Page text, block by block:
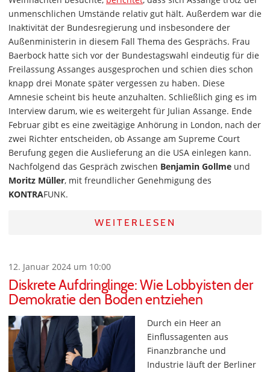
unmenschlichen Umstände relativ gut hält. Außerdem war die
Inaktivität der Bundesregierung und insbesondere der
Außenministerin in diesem Fall Thema des Gesprächs. Frau
Baerbock hatte sich vor der Bundestagswahl eindeutig für die
Freilassung Assanges ausgesprochen und schien dies schon
knapp drei Monate später vergessen zu haben. Diese
Amnesie scheint bis heute anzuhalten. Schließlich ging es im
Interview darum, wie es weitergeht für Julian Assange. Ende
Februar gibt es eine zweitägige Anhörung in London, nach der
zwei Richter entscheiden, ob Assange am Supreme Court
Berufung gegen die Auslieferung an die USA einlegen kann.
Nachfolgend das Gespräch zwischen Benjamin Gollme und
Moritz Müller, mit freundlicher Genehmigung des
KONTRAFUNK.
WEITERLESEN
12. Januar 2024 um 10:00
Diskrete Aufdringlinge: Wie Lobbyisten der
Demokratie den Boden entziehen
Durch ein Heer an
Einflussagenten aus
Finanzbranche und
Industrie läuft der Berliner